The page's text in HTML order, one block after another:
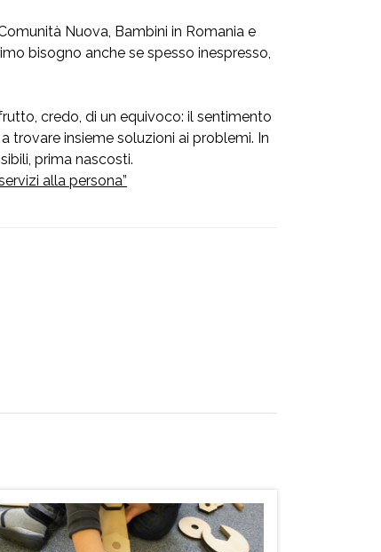
Nuova, Bambini in Romania e
bisogno anche se spesso inespresso,
credo, di un equivoco: il sentimento
trovare insieme soluzioni ai problemi. In
prima nascosti.
alla persona”